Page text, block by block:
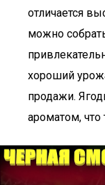
отличается
можно
хороший
продажи.
ароматом, что